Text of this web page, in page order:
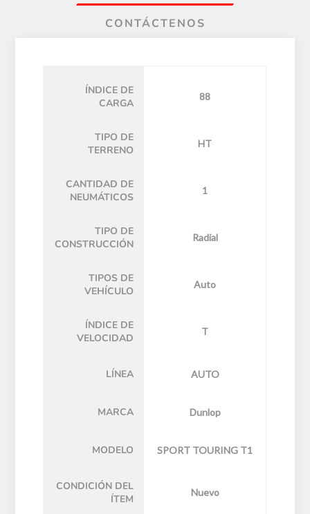
CONTÁCTENOS
ÍNDICE DE
CARGA
88
TIPO DE
TERRENO
HT
CANTIDAD DE
NEUMÁTICOS
1
TIPO DE
CONSTRUCCIÓN
Radial
TIPOS DE
VEHÍCULO
Auto
ÍNDICE DE
VELOCIDAD
T
LÍNEA AUTO
MARCA Dunlop
MODELO SPORT TOURING T1
CONDICIÓN DEL
ÍTEM
Nuevo